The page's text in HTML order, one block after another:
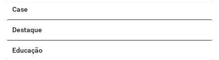
Case
Destaque
Educação